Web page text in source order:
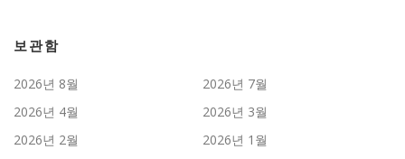
보관함
2026년 8월
2026년 7월
2026년 4월
2026년 3월
2026년 2월
2026년 1월